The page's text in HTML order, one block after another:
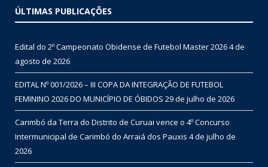
ÚLTIMAS PUBLICAÇÕES
Edital do 2º Campeonato Obidense de Futebol Master 20264 de
agosto de 2026
EDITAL Nº 001/2026 – III COPA DA INTEGRAÇÃO DE FUTEBOL
FEMININO 2026 DO MUNICÍPIO DE ÓBIDOS 29 de julho de 2026
Carimbó da Terra do Distrito de Curuai vence o 4º Concurso
Intermunicipal de Carimbó do Arraiá dos Pauxis 4 de julho de
2026